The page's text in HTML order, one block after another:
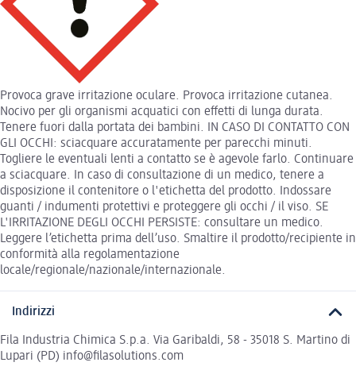
Provoca grave irritazione oculare. Provoca irritazione cutanea.
Nocivo per gli organismi acquatici con effetti di lunga durata.
Tenere fuori dalla portata dei bambini. IN CASO DI CONTATTO CON
GLI OCCHI: sciacquare accuratamente per parecchi minuti.
Togliere le eventuali lenti a contatto se è agevole farlo. Continuare
a sciacquare. In caso di consultazione di un medico, tenere a
disposizione il contenitore o l'etichetta del prodotto. Indossare
guanti / indumenti protettivi e proteggere gli occhi / il viso. SE
L'IRRITAZIONE DEGLI OCCHI PERSISTE: consultare un medico.
Leggere l’etichetta prima dell’uso. Smaltire il prodotto/recipiente in
conformità alla regolamentazione
locale/regionale/nazionale/internazionale.
Indirizzi
Fila Industria Chimica S.p.a. Via Garibaldi, 58 - 35018 S. Martino di
Lupari (PD) info@filasolutions.com